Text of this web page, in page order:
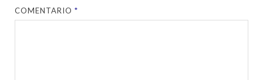
COMENTARIO*